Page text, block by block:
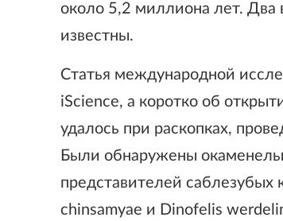
около 5,2 миллиона лет. Два
известны.
Статья международной
iScience, а коротко об
удалось при раскопках,
Были обнаружены
представителей саблезубых
chinsamyae и Dinofelis